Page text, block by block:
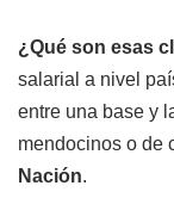
¿Qué son esas
salarial a nivel
entre una base y
mendocinos o de
Nación.